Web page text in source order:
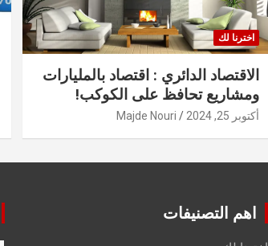
اخترنا لك
الاقتصاد الدائري : اقتصاد بالمليارات
ومشاريع تحافظ على الكوكب!
أكتوبر 25, 2024 Majde Nouri
اهم التصنيفات